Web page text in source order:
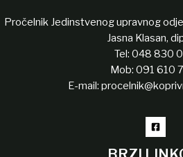
Pročelnik Jedinstvenog upravnog
Jasna Klasan,
Tel: 048 830
Mob: 091 610
E-mail: